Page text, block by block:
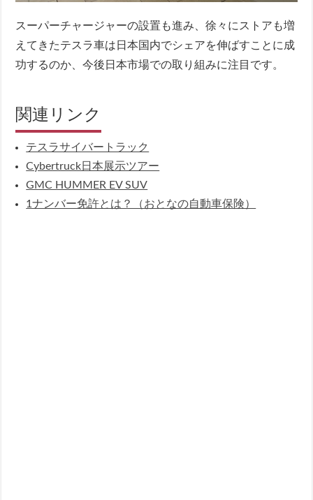
スーパーチャージャーの設置も進み、徐々にストアも増
えてきたテスラ車は日本国内でシェアを伸ばすことに成
功するのか、今後日本市場での取り組みに注目です。
関連リンク
テスラサイバートラック
Cybertruck日本展示ツアー
GMC HUMMER EV SUV
1ナンバー免許とは？（おとなの自動車保険）